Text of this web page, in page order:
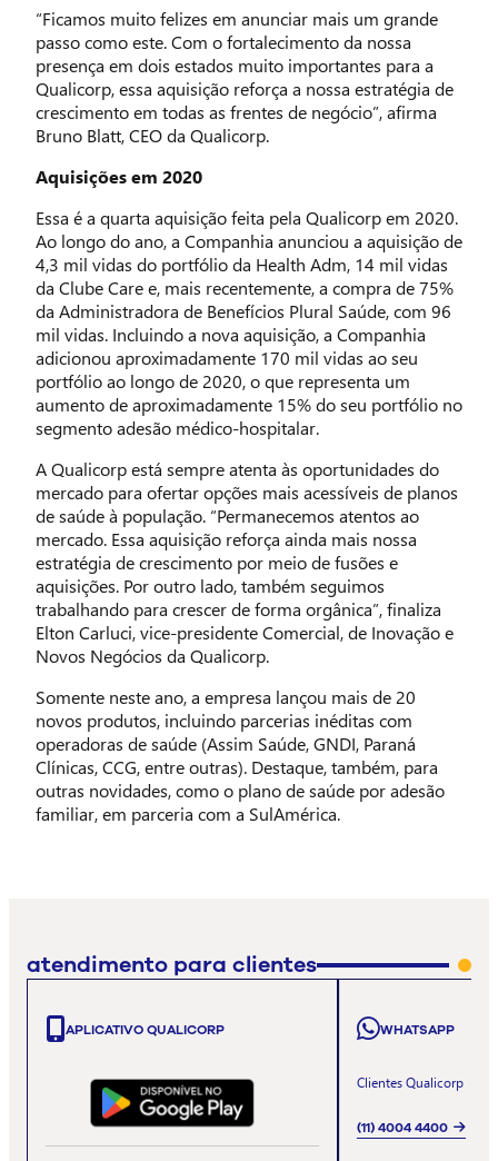
“Ficamos muito felizes em anunciar mais um grande
passo como este. Com o fortalecimento da nossa
presença em dois estados muito importantes para a
Qualicorp, essa aquisição reforça a nossa estratégia de
crescimento em todas as frentes de negócio”, afirma
Bruno Blatt, CEO da Qualicorp.
Aquisições em 2020
Essa é a quarta aquisição feita pela Qualicorp em 2020.
Ao longo do ano, a Companhia anunciou a aquisição de
4,3 mil vidas do portfólio da Health Adm, 14 mil vidas
da Clube Care e, mais recentemente, a compra de 75%
da Administradora de Benefícios Plural Saúde, com 96
mil vidas. Incluindo a nova aquisição, a Companhia
adicionou aproximadamente 170 mil vidas ao seu
portfólio ao longo de 2020, o que representa um
aumento de aproximadamente 15% do seu portfólio no
segmento adesão médico-hospitalar.
A Qualicorp está sempre atenta às oportunidades do
mercado para ofertar opções mais acessíveis de planos
de saúde à população. “Permanecemos atentos ao
mercado. Essa aquisição reforça ainda mais nossa
estratégia de crescimento por meio de fusões e
aquisições. Por outro lado, também seguimos
trabalhando para crescer de forma orgânica”, finaliza
Elton Carluci, vice-presidente Comercial, de Inovação e
Novos Negócios da Qualicorp.
Somente neste ano, a empresa lançou mais de 20
novos produtos, incluindo parcerias inéditas com
operadoras de saúde (Assim Saúde, GNDI, Paraná
Clínicas, CCG, entre outras). Destaque, também, para
outras novidades, como o plano de saúde por adesão
familiar, em parceria com a SulAmérica.
atendimento para clientes
APLICATIVO QUALICORP WHATSAPP
Clientes Qualicorp
(11) 4004 4400